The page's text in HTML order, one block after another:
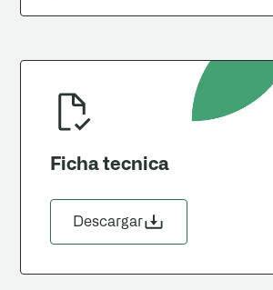
Ficha tecnica
Descargar